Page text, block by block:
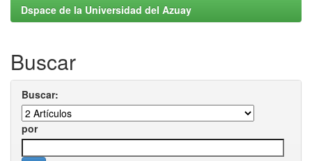
Dspace de la Universidad del Azuay
Buscar
Buscar:
por